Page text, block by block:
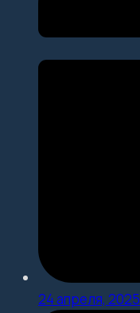
24 апреля, 2025